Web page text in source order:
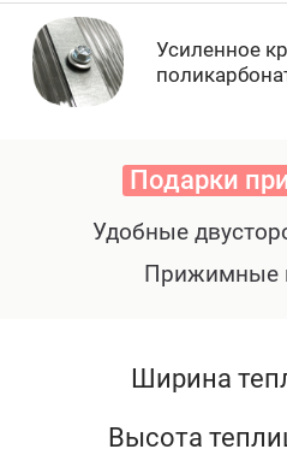
Усиленное
Подарки
Удобные
Прижимные
Ширина
Высота